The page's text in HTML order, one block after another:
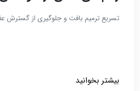
تسریع ترمیم بافت و جلوگیری از گسترش
بیشتر بخوانید